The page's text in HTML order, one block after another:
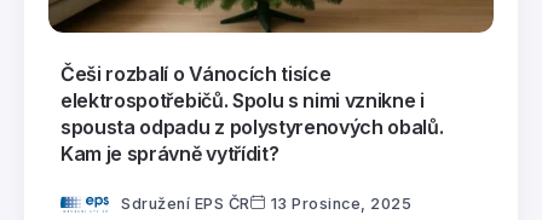
Češi rozbalí o Vánocích tisíce
elektrospotřebičů. Spolu s nimi vznikne i
spousta odpadu z polystyrenových obalů.
Kam je správně vytřídit?
Sdružení EPS ČR 13 Prosince, 2025